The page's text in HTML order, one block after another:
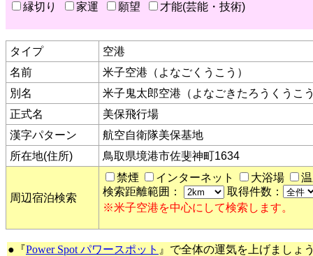
縁切り
家運 願望 才能(芸能・技術)
タイプ
空港
名前
米子空港（よなごくうこう）
別名
米子鬼太郎空港（よなごきたろうくうこ
正式名
美保飛行場
漢字パターン
航空自衛隊美保基地
所在地(住所)
鳥取県境港市佐斐神町1634
周辺宿泊検索
禁煙 インターネット 大浴場
検索距離範囲：
取得件数：
※米子空港を中心にして検索します。
●『Power Spot パワースポット 』で全体の運気を上げましょ